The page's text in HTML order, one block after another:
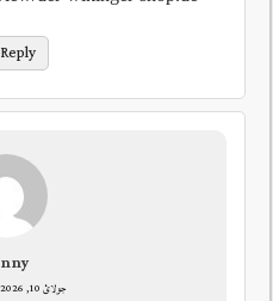
Reply
جولائ 10, 2026 at 6:29 am